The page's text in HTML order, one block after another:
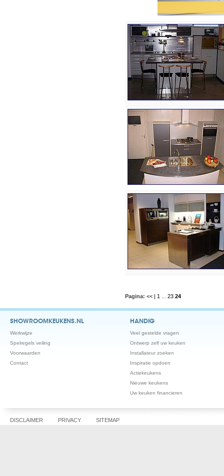
Pagina: << | 1 23 24
SHOWROOMKEUKENS.NL
Werkwijze
Spelregels veiling
Voorwaarden
Contact
HANDIG
Veel gestelde vragen
Ontwerp zelf uw keuken
Installateur zoeken
Inspiratie opdoen
Actiekeukens
Nieuwe keukens
Uw keuken financieren
DISCLAIMER PRIVACY SITEMAP